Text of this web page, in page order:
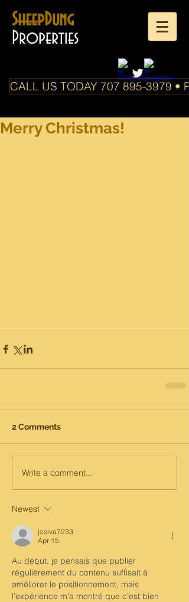
SheepDung
Properties
CALL US TODAY 707 895-3979 •
Merry Christmas!
2 Comments
Write a comment...
Newest
josiva7233
Apr 15
Au début, je pensais que publier
régulièrement du contenu suffisait à
améliorer le positionnement, mais
l’expérience m’a montré que c’est bien